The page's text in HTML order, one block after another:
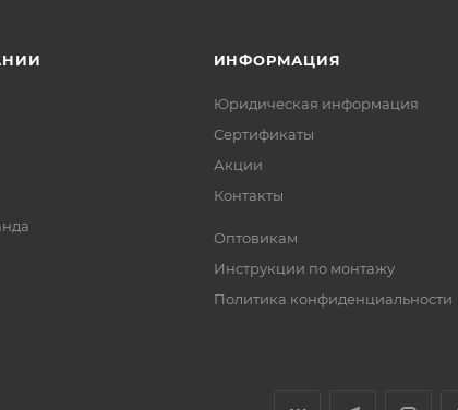
ИНФОРМАЦИЯ
Юридическая информация
Сертификаты
Акции
Контакты
Оптовикам
Инструкции по монтажу
Политика конфиденциальности